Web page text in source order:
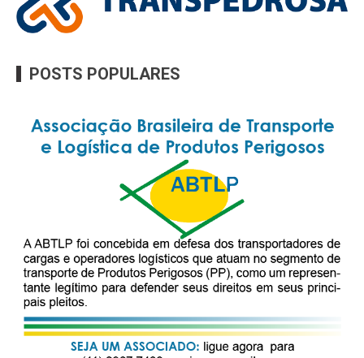
POSTS POPULARES